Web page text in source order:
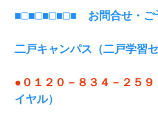
■□■□■□■□■ お問合せ・
二戸キャンパス（二戸学習セ
●０１２０－８３４－２５９
イヤル）